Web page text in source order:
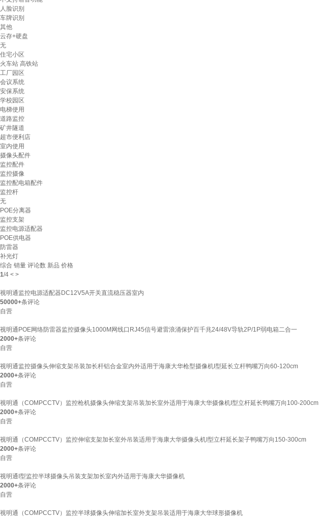
人脸识别
车牌识别
其他
云存+硬盘
无
住宅小区
火车站 高铁站
工厂园区
会议系统
安保系统
学校园区
电梯使用
道路监控
矿井隧道
超市便利店
室内使用
摄像头配件
监控配件
监控摄像
监控配电箱配件
监控杆
无
POE分离器
监控支架
监控电源适配器
POE供电器
防雷器
补光灯
综合 销量 评论数 新品 价格
1/4 < >
视明通监控电源适配器DC12V5A开关直流稳压器室内
50000+条评论
自营
视明通POE网络防雷器监控摄像头1000M网线口RJ45信号避雷浪涌保护百千兆24/48V导轨2P/1P弱电箱二合一
2000+条评论
自营
视明通监控摄像头伸缩支架吊装加长杆铝合金室内外适用于海康大华枪型摄像机I型延长立杆鸭嘴万向60-120cm
2000+条评论
自营
视明通（COMPCCTV）监控枪机摄像头伸缩支架吊装加长室外适用于海康大华摄像机I型立杆延长鸭嘴万向100-200cm
2000+条评论
自营
视明通（COMPCCTV）监控伸缩支架加长室外吊装适用于海康大华摄像头机I型立杆延长架子鸭嘴万向150-300cm
2000+条评论
自营
视明通I型监控半球摄像头吊装支架加长室内外适用于海康大华摄像机
2000+条评论
自营
视明通（COMPCCTV）监控半球摄像头伸缩加长室外支架吊装适用于海康大华球形摄像机